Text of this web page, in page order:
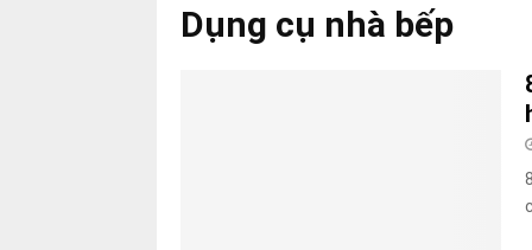
Dụng cụ nhà bếp